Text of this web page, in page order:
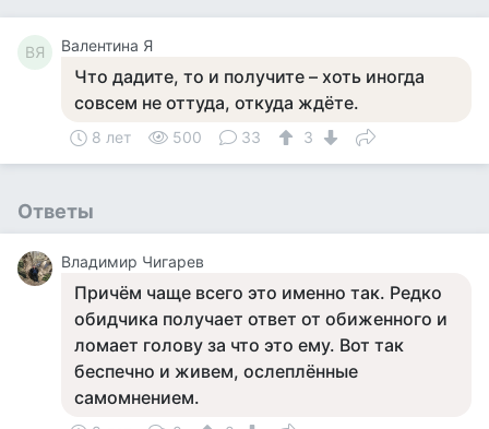
ВЯ Валентина Я
Что дадите, то и получите – хоть иногда
совсем не оттуда, откуда ждёте.
8 лет 500 33 3
Ответы
Владимир Чигарев
Причём чаще всего это именно так. Редко
обидчика получает ответ от обиженного и
ломает голову за что это ему. Вот так
беспечно и живем, ослеплённые
самомнением.